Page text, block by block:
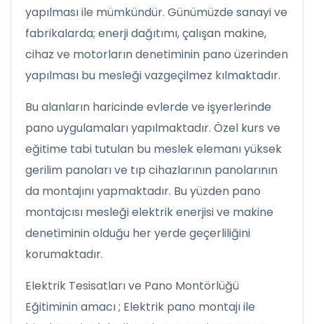
yapılması ile mümkündür. Günümüzde sanayi ve
fabrikalarda; enerji dağıtımı, çalışan makine,
cihaz ve motorların denetiminin pano üzerinden
yapılması bu mesleği vazgeçilmez kılmaktadır.
Bu alanların haricinde evlerde ve işyerlerinde
pano uygulamaları yapılmaktadır. Özel kurs ve
eğitime tabi tutulan bu meslek elemanı yüksek
gerilim panoları ve tıp cihazlarının panolarının
da montajını yapmaktadır. Bu yüzden pano
montajcısı mesleği elektrik enerjisi ve makine
denetiminin olduğu her yerde geçerliliğini
korumaktadır.
Elektrik Tesisatları ve Pano Montörlüğü
Eğitiminin amacı ; Elektrik pano montajı ile